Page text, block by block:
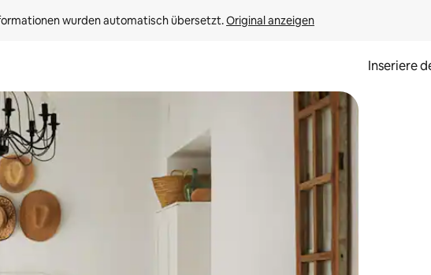
wurden automatisch übersetzt. Original anzeigen
Inseriere